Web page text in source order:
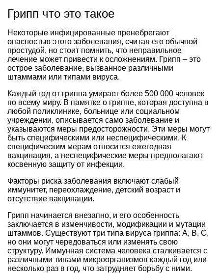
Грипп что это такое
Некоторые инфицированные пренебрегают
опасностью этого заболевания, считая его обычной
простудой, но стоит помнить, что неправильное
лечение может привести к осложнениям. Грипп – это
острое заболевание, вызванное различными
штаммами или типами вируса.
Каждый год от гриппа умирает более 500 000 человек
по всему миру. В памятке о гриппе, которая доступна в
любой поликлинике, больнице или социальном
учреждении, описывается само заболевание и
указываются меры предосторожности. Эти меры могут
быть специфическими или неспецифическими. К
специфическим мерам относится ежегодная
вакцинация, а неспецифические меры предполагают
косвенную защиту от инфекции.
Факторы риска заболевания включают слабый
иммунитет, переохлаждение, детский возраст и
отсутствие вакцинации.
Грипп начинается внезапно, и его особенность
заключается в изменчивости, модификации и мутации
штаммов. Существуют три типа вируса гриппа: А, В, С,
но они могут чередоваться или изменять свою
структуру. Иммунная система человека сталкивается с
различными типами микроорганизмов каждый год или
несколько раз в год, что затрудняет борьбу с ними.